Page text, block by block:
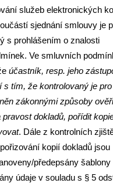
služeb elektronických
sjednání smlouvy je
s prohlášením o znalosti
Ve smluvních
účastník, resp. jeho
s tím, že kontrolovaný je
zákonnými způsoby
dokladů, pořídit
. Dále z kontrolních
kopií dokladů jsou
předepsány šablony
údaje v souladu s § 5